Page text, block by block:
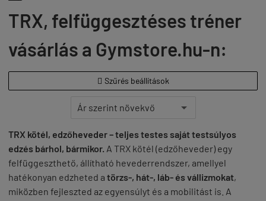
TRX, felfüggesztéses tréner
vásárlás a Gymstore.hu-n:
 Szűrés beállítások
TRX kötél, edzőheveder – teljes testes saját testsúlyos
edzés bárhol, bármikor. A TRX kötél (edzőheveder) egy
felfüggeszthető, állítható hevederrendszer, amellyel
hatékonyan edzheted a törzs-, hát-, láb- és vállizmokat,
miközben fejleszted az egyensúlyt és a mobilitást is. A